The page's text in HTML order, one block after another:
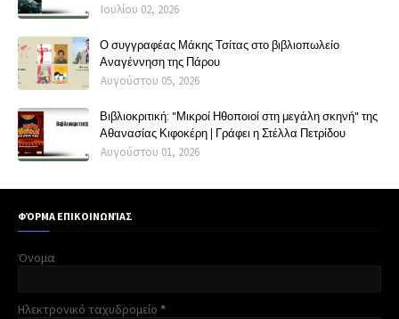
Ιουλίου 02, 2026
Ο συγγραφέας Μάκης Τσίτας στο βιβλιοπωλείο
Αναγέννηση της Πάρου
Αυγούστου 05, 2026
Βιβλιοκριτική: "Μικροί Ηθοποιοί στη μεγάλη σκηνή" της
Αθανασίας Κιφοκέρη | Γράφει η Στέλλα Πετρίδου
Αυγούστου 01, 2026
ΦΌΡΜΑ ΕΠΙΚΟΙΝΩΝΊΑΣ
Όνομα
Ηλεκτρονικό ταχυδρομείο *